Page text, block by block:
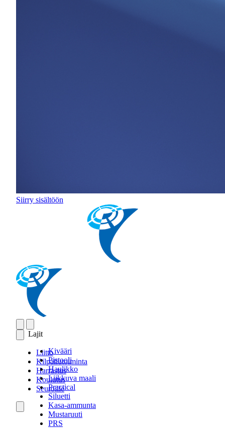
Siirry sisältöön
Lajit
Kivääri
Pistooli
Haulikko
Liikkuva maali
Practical
Siluetti
Kasa-ammunta
Mustaruuti
PRS
Liitto
Kilpailutoiminta
Harrastus
Koulutus
Seuroille